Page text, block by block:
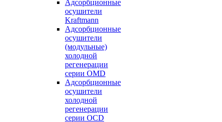
Адсорбционные
осушители
Kraftmann
Адсорбционные
осушители
(модульные)
холодной
регенерации
серии OMD
Адсорбционные
осушители
холодной
регенерации
серии OCD